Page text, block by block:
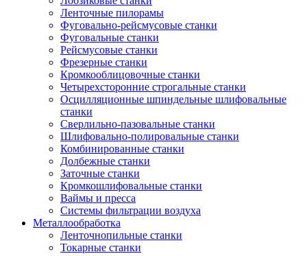
Ленточные пилорамы
Фуговально-рейсмусовые станки
Фуговальные станки
Рейсмусовые станки
Фрезерные станки
Кромкооблицовочные станки
Четырехсторонние строгальные станки
Осцилляционные шпиндельные шлифовальные
станки
Сверлильно-пазовальные станки
Шлифовально-полировальные станки
Комбинированные станки
Долбежные станки
Заточные станки
Кромкошлифовальные станки
Ваймы и пресса
Системы фильтрации воздуха
Металлообработка
Ленточнопильные станки
Токарные станки